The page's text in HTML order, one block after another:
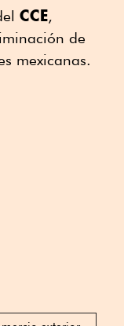
CCE,
de
mexicanas.